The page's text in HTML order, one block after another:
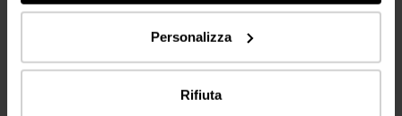
Personalizza
Rifiuta